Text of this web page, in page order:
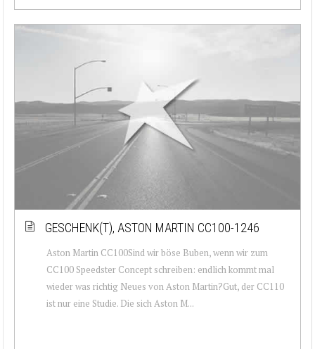
GESCHENK(T), ASTON MARTIN CC100-1246
Aston Martin CC100Sind wir böse Buben, wenn wir zum
CC100 Speedster Concept schreiben: endlich kommt mal
wieder was richtig Neues von Aston Martin?Gut, der CC110
ist nur eine Studie. Die sich Aston M...